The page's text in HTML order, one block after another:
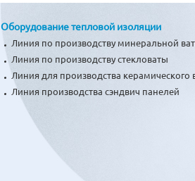
промышленности, в холодильных
Мы также предоставляем линии
плёнки, гипсокартона, машины
машины производства пластиковых труб
доступные цены на нашу продукцию.
В процессе производства машин
проводим комплексную проверку
производства. Вот почему наши
Мы предприняли множество шагов в
Оборудование тепловой изоляции
Линия по производству минеральной
Линия по производству стекловаты
Линия для производства керамического
Линия производства сэндвич панелей